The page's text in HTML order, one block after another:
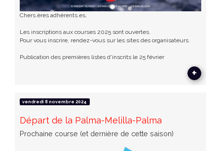
Chers.ères adhérents.es,
Les inscriptions aux courses 2025 sont ouvertes.
Pour vous inscrire, rendez-vous sur les sites des organisateurs.
Publication des premières listes d'inscrits le 25 février
+
vendredi 8 novembre 2024
Départ de la Palma-Melilla-Palma
Prochaine course (et dernière de cette saison)